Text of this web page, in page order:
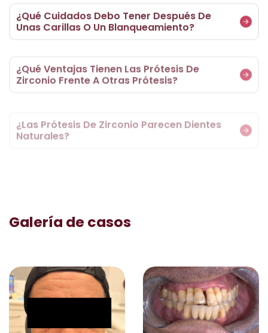
¿Qué Cuidados Debo Tener Después De
Unas Carillas O Un Blanqueamiento?
¿Qué Ventajas Tienen Las Prótesis De
Zirconio Frente A Otras Prótesis?
Naturales?
Galería de casos